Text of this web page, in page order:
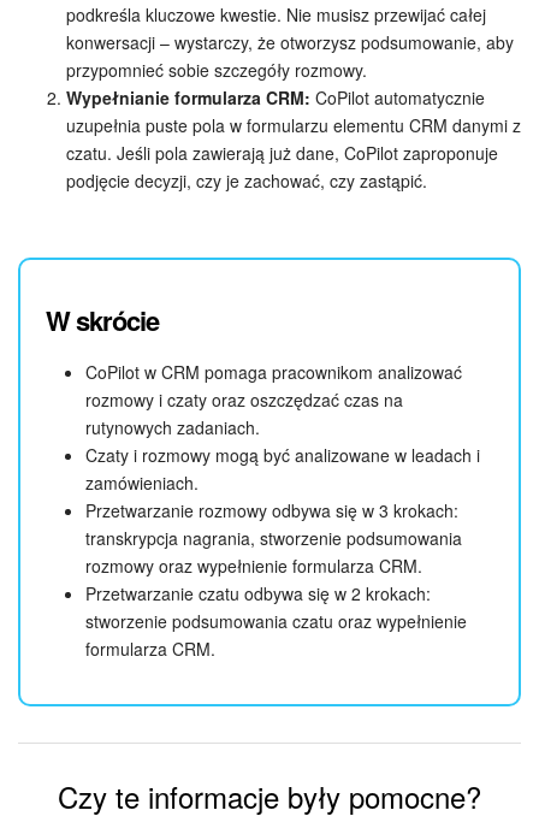
Kwestie ogólne
Collaby
Rezerwacja online
podkreśla kluczowe kwestie. Nie musisz przewijać całej
konwersacji – wystarczy, że otworzysz podsumowanie, aby
przypomnieć sobie szczegóły rozmowy.
Wypełnianie formularza CRM: CoPilot automatycznie
uzupełnia puste pola w formularzu elementu CRM danymi z
czatu. Jeśli pola zawierają już dane, CoPilot zaproponuje
podjęcie decyzji, czy je zachować, czy zastąpić.
W skrócie
CoPilot w CRM pomaga pracownikom analizować
rozmowy i czaty oraz oszczędzać czas na
rutynowych zadaniach.
Czaty i rozmowy mogą być analizowane w leadach i
zamówieniach.
Przetwarzanie rozmowy odbywa się w 3 krokach:
transkrypcja nagrania, stworzenie podsumowania
rozmowy oraz wypełnienie formularza CRM.
Przetwarzanie czatu odbywa się w 2 krokach:
stworzenie podsumowania czatu oraz wypełnienie
formularza CRM.
Czy te informacje były pomocne?